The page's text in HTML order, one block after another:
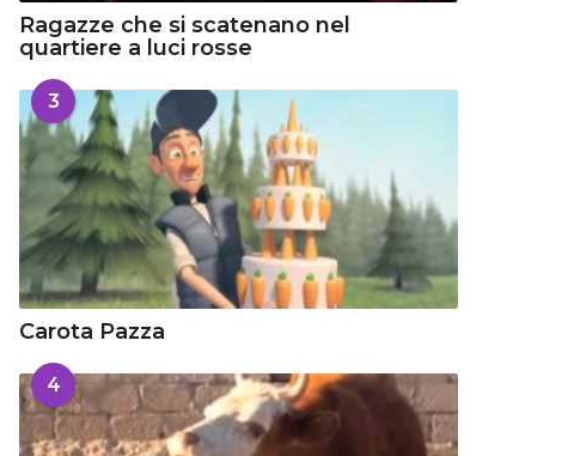
Ragazze che si scatenano nel
quartiere a luci rosse
3
Carota Pazza
4